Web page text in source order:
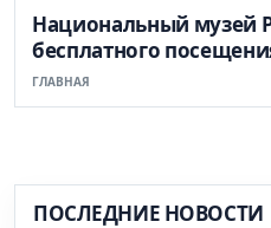
Национальный музей
бесплатного
ГЛАВНАЯ
ПОСЛЕДНИЕ НОВОСТИ